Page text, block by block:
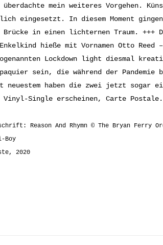
mein weiteres Vorgehen.
eingesetzt. In diesem Moment
Brücke in einen lichternen Traum. +++
hieße mit Vornamen Otto
Lockdown light diesmal
sein, die während der Pandemie
neuestem haben die zwei jetzt sogar
Single erscheinen, Carte Postale.
Reason And Rhymn © The Bryan Ferry
Boy
2020